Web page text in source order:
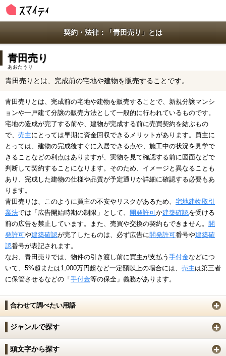
契約・法律：「青田売り」とは
青田売り
あおたうり
青田売りとは、完成前の宅地や建物を販売することです。
青田売りとは、完成前の宅地や建物を販売することで、新規分譲マンシ
ョンや一戸建て分譲の販売方法として一般的に行われているものです。
宅地の造成が完了する前や、建物が完成する前に売買契約を結ぶもの
で、 売主にとっては早期に資金回収できるメリットがあります。買主に
とっては、建物の完成後すぐに入居できる点や、施工中の状況を見学で
きることなどの利点はありますが、実物を見て確認する前に図面などで
判断して契約することになります。そのため、イメージと異なることも
あり、完成した建物の仕様や品質が予定通りか詳細に確認する必要もあ
ります。
青田売りは、このように買主の不安やリスクがあるため、 宅地建物取引
業法では「広告開始時期の制限」として、 開発許可か建築確認を受ける
前の広告を禁止しています。また、売買や交換の契約もできません。 開
発許可や建築確認が完了したものは、必ず広告に開発許可番号や建築確
認番号が表記されます。
なお、青田売りでは、物件の引き渡し前に買主が支払う 手付金などにつ
いて、5%超または1,000万円超など一定額以上の場合には、 売主は第三者
に保管させるなどの「 手付金等の保全」義務があります。
合わせて調べたい用語
ジャンルで探す
頭文字から探す